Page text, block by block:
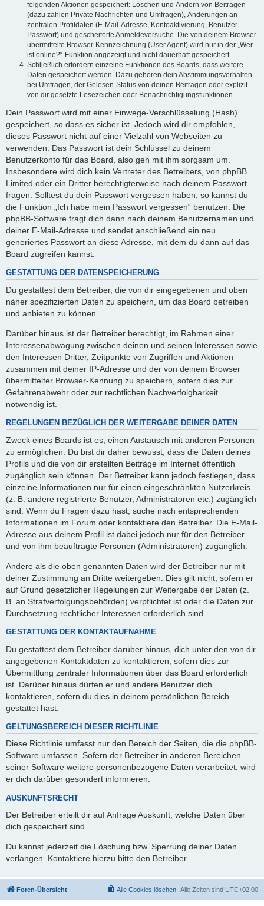
folgenden Aktionen gespeichert: Löschen und Ändern von Beiträgen
(dazu zählen Private Nachrichten und Umfragen), Änderungen an
zentralen Profildaten (E-Mail-Adresse, Kontoaktivierung, Benutzer-
Passwort) und gescheiterte Anmeldeversuche. Die von deinem Browser
übermittelte Browser-Kennzeichnung (User Agent) wird nur in der „Wer
ist online?“-Funktion angezeigt und nicht dauerhaft gespeichert.
Schließlich erfordern einzelne Funktionen des Boards, dass weitere
Daten gespeichert werden. Dazu gehören dein Abstimmungsverhalten
bei Umfragen, der Gelesen-Status von deinen Beiträgen oder explizit
von dir gesetzte Lesezeichen oder Benachrichtigungsfunktionen.
Dein Passwort wird mit einer Einwege-Verschlüsselung (Hash)
gespeichert, so dass es sicher ist. Jedoch wird dir empfohlen,
dieses Passwort nicht auf einer Vielzahl von Webseiten zu
verwenden. Das Passwort ist dein Schlüssel zu deinem
Benutzerkonto für das Board, also geh mit ihm sorgsam um.
Insbesondere wird dich kein Vertreter des Betreibers, von phpBB
Limited oder ein Dritter berechtigterweise nach deinem Passwort
fragen. Solltest du dein Passwort vergessen haben, so kannst du
die Funktion „Ich habe mein Passwort vergessen“ benutzen. Die
phpBB-Software fragt dich dann nach deinem Benutzernamen und
deiner E-Mail-Adresse und sendet anschließend ein neu
generiertes Passwort an diese Adresse, mit dem du dann auf das
Board zugreifen kannst.
GESTATTUNG DER DATENSPEICHERUNG
Du gestattest dem Betreiber, die von dir eingegebenen und oben
näher spezifizierten Daten zu speichern, um das Board betreiben
und anbieten zu können.
Darüber hinaus ist der Betreiber berechtigt, im Rahmen einer
Interessenabwägung zwischen deinen und seinen Interessen sowie
den Interessen Dritter, Zeitpunkte von Zugriffen und Aktionen
zusammen mit deiner IP-Adresse und der von deinem Browser
übermittelter Browser-Kennung zu speichern, sofern dies zur
Gefahrenabwehr oder zur rechtlichen Nachverfolgbarkeit
notwendig ist.
REGELUNGEN BEZÜGLICH DER WEITERGABE DEINER DATEN
Zweck eines Boards ist es, einen Austausch mit anderen Personen
zu ermöglichen. Du bist dir daher bewusst, dass die Daten deines
Profils und die von dir erstellten Beiträge im Internet öffentlich
zugänglich sein können. Der Betreiber kann jedoch festlegen, dass
einzelne Informationen nur für einen eingeschränkten Nutzerkreis
(z. B. andere registrierte Benutzer, Administratoren etc.) zugänglich
sind. Wenn du Fragen dazu hast, suche nach entsprechenden
Informationen im Forum oder kontaktiere den Betreiber. Die E-Mail-
Adresse aus deinem Profil ist dabei jedoch nur für den Betreiber
und von ihm beauftragte Personen (Administratoren) zugänglich.
Andere als die oben genannten Daten wird der Betreiber nur mit
deiner Zustimmung an Dritte weitergeben. Dies gilt nicht, sofern er
auf Grund gesetzlicher Regelungen zur Weitergabe der Daten (z.
B. an Strafverfolgungsbehörden) verpflichtet ist oder die Daten zur
Durchsetzung rechtlicher Interessen erforderlich sind.
GESTATTUNG DER KONTAKTAUFNAHME
Du gestattest dem Betreiber darüber hinaus, dich unter den von dir
angegebenen Kontaktdaten zu kontaktieren, sofern dies zur
Übermittlung zentraler Informationen über das Board erforderlich
ist. Darüber hinaus dürfen er und andere Benutzer dich
kontaktieren, sofern du dies in deinem persönlichen Bereich
gestattet hast.
GELTUNGSBEREICH DIESER RICHTLINIE
Diese Richtlinie umfasst nur den Bereich der Seiten, die die phpBB-
Software umfassen. Sofern der Betreiber in anderen Bereichen
seiner Software weitere personenbezogene Daten verarbeitet, wird
er dich darüber gesondert informieren.
AUSKUNFTSRECHT
Der Betreiber erteilt dir auf Anfrage Auskunft, welche Daten über
dich gespeichert sind.
Du kannst jederzeit die Löschung bzw. Sperrung deiner Daten
verlangen. Kontaktiere hierzu bitte den Betreiber.
Foren-Übersicht Alle Zeiten sind UTC+02:00
Alle Cookies löschen